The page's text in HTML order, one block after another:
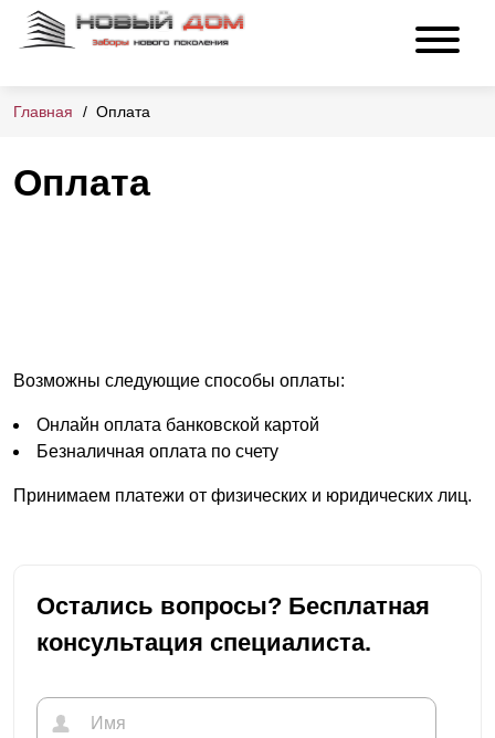
Главная Оплата
Оплата
Возможны следующие способы оплаты:
Онлайн оплата банковской картой
Безналичная оплата по счету
Принимаем платежи от физических и юридических лиц.
Остались вопросы? Бесплатная
консультация специалиста.